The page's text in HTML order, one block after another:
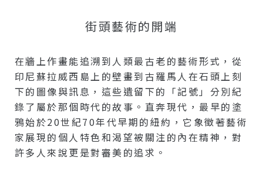
街頭藝術的開端
在牆上作畫能追溯到人類最古老的藝術形式，從
印尼蘇拉威西島上的壁畫到古羅馬人在石頭上刻
下的圖像與訊息，這些遺留下的「記號」分別紀
錄了屬於那個時代的故事。直奔現代，最早的塗
鴉始於20世紀70年代早期的紐約，它象徵著藝術
家展現的個人特色和渴望被關注的內在精神，對
許多人來說更是對審美的追求。